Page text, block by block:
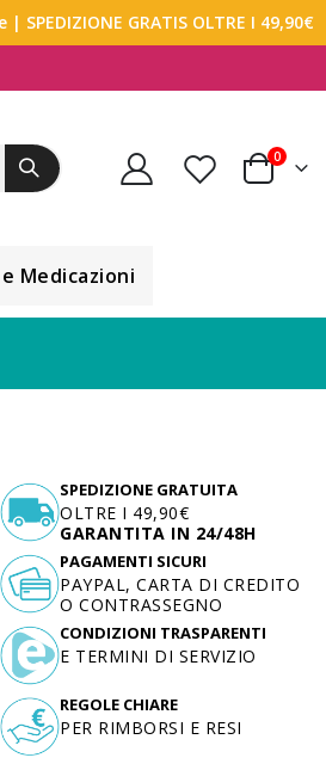
| SPEDIZIONE GRATIS OLTRE I 49,90€
Carrello
0
Medicazioni
SPEDIZIONE GRATUITA
OLTRE I 49,90€
GARANTITA IN 24/48H
PAGAMENTI SICURI
PAYPAL, CARTA DI CREDITO
O CONTRASSEGNO
CONDIZIONI TRASPARENTI
E TERMINI DI SERVIZIO
REGOLE CHIARE
PER RIMBORSI E RESI